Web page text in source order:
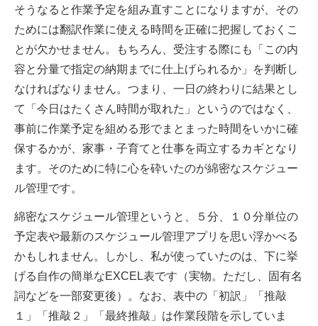
そうなると作業予定を組み直すことになりますが、その
ためには翻訳作業に使える時間を正確に把握しておくこ
とが欠かせません。もちろん、受注する際にも「この内
容と分量で指定の納期までに仕上げられるか」を判断し
なければなりません。つまり、一日の終わりに結果とし
て「今日はたくさん時間が取れた」というのではなく、
事前に作業予定を組める形でまとまった時間をいかに確
保するかが、家事・子育てと仕事を両立するカギとなり
ます。そのために特に心を砕いたのが綿密なスケジュー
ル管理です。
綿密なスケジュール管理というと、５分、１０分単位の
予定表や最新のスケジュール管理アプリを思い浮かべる
かもしれません。しかし、私が使っていたのは、下に挙
げる自作の簡単なEXCEL表です（実物。ただし、固有名
詞などを一部変更後）。なお、表中の「初訳」「推敲
１」「推敲２」「最終推敲」は作業段階を示していま